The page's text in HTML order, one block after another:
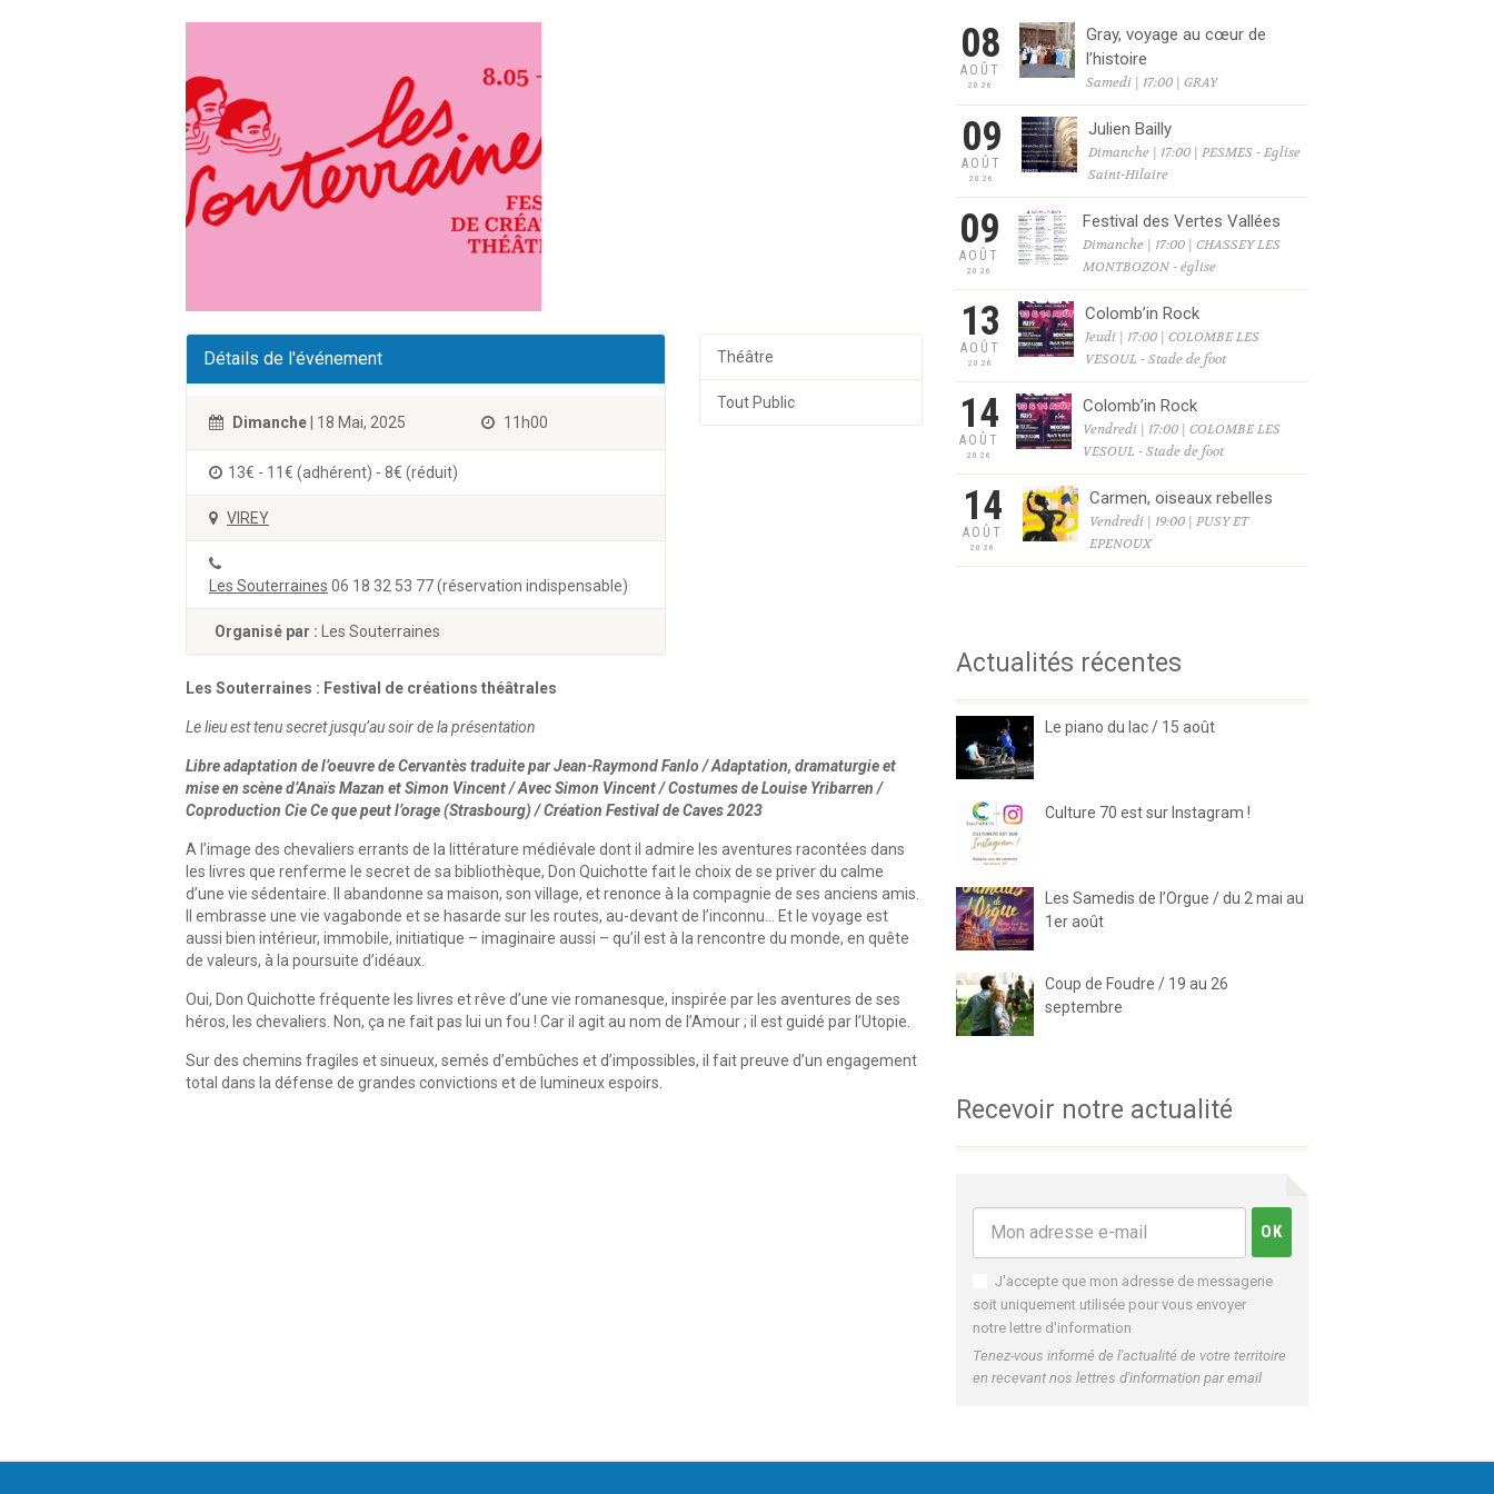
Détails de l'événement
Dimanche | 18 Mai, 2025 11h00
13€ - 11€ (adhérent) - 8€ (réduit)
VIREY
Les Souterraines 06 18 32 53 77 (réservation indispensable)
Organisé par : Les Souterraines
Théâtre
Tout Public
Les Souterraines : Festival de créations théâtrales
Le lieu est tenu secret jusqu’au soir de la présentation
Libre adaptation de l’oeuvre de Cervantès traduite par Jean-Raymond Fanlo / Adaptation, dramaturgie et
mise en scène d’Anaïs Mazan et Simon Vincent / Avec Simon Vincent / Costumes de Louise Yribarren /
Coproduction Cie Ce que peut l’orage (Strasbourg) / Création Festival de Caves 2023
A l’image des chevaliers errants de la littérature médiévale dont il admire les aventures racontées dans
les livres que renferme le secret de sa bibliothèque, Don Quichotte fait le choix de se priver du calme
d’une vie sédentaire. Il abandonne sa maison, son village, et renonce à la compagnie de ses anciens amis.
Il embrasse une vie vagabonde et se hasarde sur les routes, au-devant de l’inconnu… Et le voyage est
aussi bien intérieur, immobile, initiatique – imaginaire aussi – qu’il est à la rencontre du monde, en quête
de valeurs, à la poursuite d’idéaux.
Oui, Don Quichotte fréquente les livres et rêve d’une vie romanesque, inspirée par les aventures de ses
héros, les chevaliers. Non, ça ne fait pas lui un fou ! Car il agit au nom de l’Amour ; il est guidé par l’Utopie.
Sur des chemins fragiles et sinueux, semés d’embûches et d’impossibles, il fait preuve d’un engagement
total dans la défense de grandes convictions et de lumineux espoirs.
08
AOÛT
2026
Gray, voyage au cœur de
l’histoire
Samedi | 17:00 | GRAY
09
AOÛT
2026
Julien Bailly
Dimanche | 17:00 | PESMES - Eglise
Saint-Hilaire
09
AOÛT
2026
Festival des Vertes Vallées
Dimanche | 17:00 | CHASSEY LES
MONTBOZON - église
13
AOÛT
2026
Colomb’in Rock
Jeudi | 17:00 | COLOMBE LES
VESOUL - Stade de foot
14
AOÛT
2026
Colomb’in Rock
Vendredi | 17:00 | COLOMBE LES
VESOUL - Stade de foot
14
AOÛT
2026
Carmen, oiseaux rebelles
Vendredi | 19:00 | PUSY ET
EPENOUX
Actualités récentes
Le piano du lac / 15 août
Culture 70 est sur Instagram !
Les Samedis de l’Orgue / du 2 mai au
1er août
Coup de Foudre / 19 au 26
septembre
Recevoir notre actualité
J'accepte que mon adresse de messagerie
soit uniquement utilisée pour vous envoyer
notre lettre d'information
Tenez-vous informé de l'actualité de votre territoire
en recevant nos lettres d'information par email